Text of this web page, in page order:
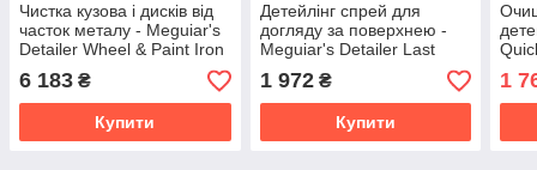
Чистка кузова і дисків від
часток металу - Meguiar's
Detailer Wheel & Paint Iron
Decon 3,79 л. (D180101)
6 183 ₴
Купити
Детейлінг спрей для
догляду за поверхнею -
Meguiar's Detailer Last
(D15501)
1 972₴
Купити
1